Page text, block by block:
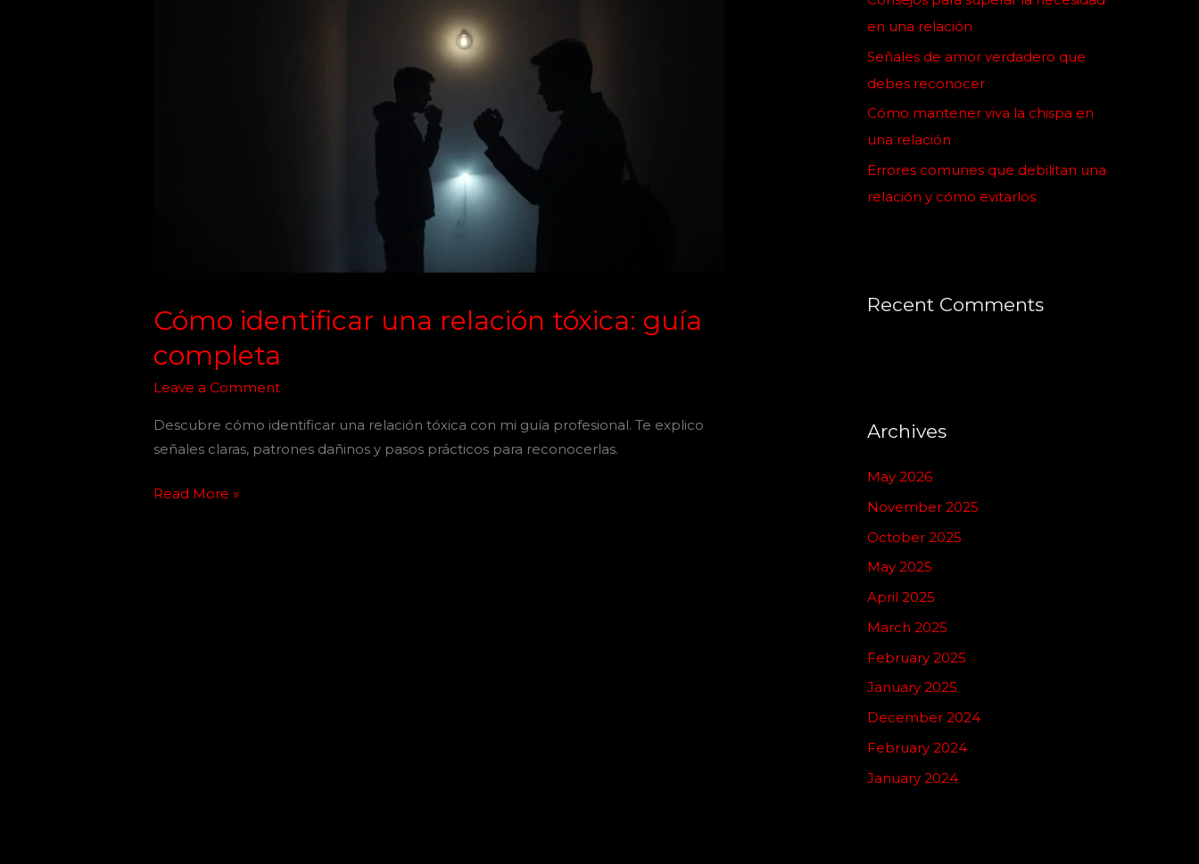
Cómo identificar una relación tóxica: guía
completa
Leave a Comment
Descubre cómo identificar una relación tóxica con mi guía profesional. Te explico
señales claras, patrones dañinos y pasos prácticos para reconocerlas.
Read More »
:en una relación
Señales de amor verdadero que
debes reconocer
Cómo mantener viva la chispa en
una relación
Errores comunes que debilitan una
relación y cómo evitarlos
Recent Comments
Archives
May 2026
November 2025
October 2025
May 2025
April 2025
March 2025
February 2025
January 2025
December 2024
February 2024
January 2024